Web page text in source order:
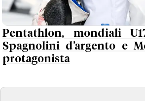
Pentathlon, mondiali
Spagnolini d’argento e
protagonista